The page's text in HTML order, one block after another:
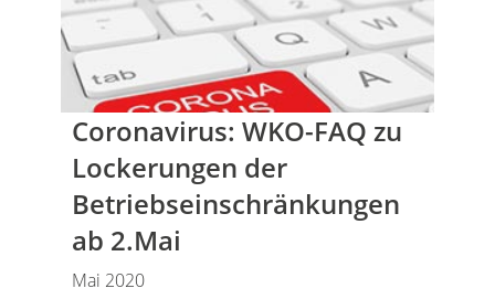
Coronavirus: WKO-FAQ zu
Lockerungen der
Betriebseinschränkungen
ab 2.Mai
Mai 2020